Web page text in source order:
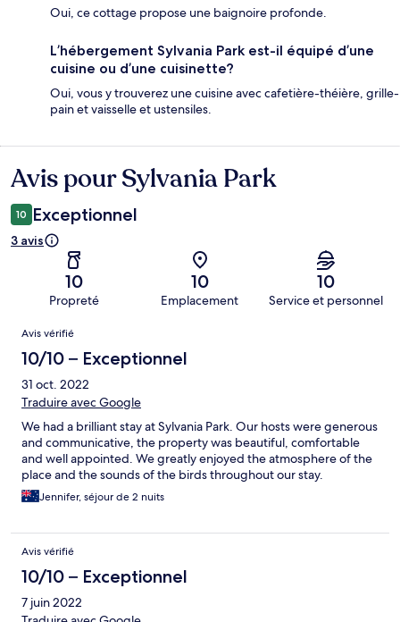
Oui, ce cottage propose une baignoire profonde.
L’hébergement Sylvania Park est-il équipé d’une
cuisine ou d’une cuisinette?
Oui, vous y trouverez une cuisine avec cafetière-théière, grille-
pain et vaisselle et ustensiles.
Avis
Avis pour Sylvania Park
10 Exceptionnel
3 avis
10
Propreté
10
Emplacement
10
Service et personnel
Avis
Avis vérifié
10/10 – Exceptionnel
31 oct. 2022
Traduire avec Google
We had a brilliant stay at Sylvania Park. Our hosts were generous
and communicative, the property was beautiful, comfortable
and well appointed. We greatly enjoyed the atmosphere of the
place and the sounds of the birds throughout our stay.
Jennifer, séjour de 2 nuits
Avis vérifié
10/10 – Exceptionnel
7 juin 2022